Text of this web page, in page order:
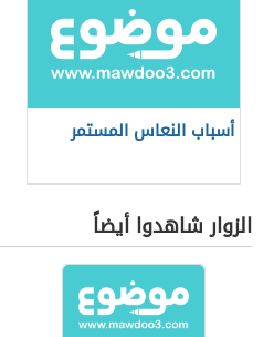
أسباب النعاس المستمر
الزوار شاهدوا أيضاً